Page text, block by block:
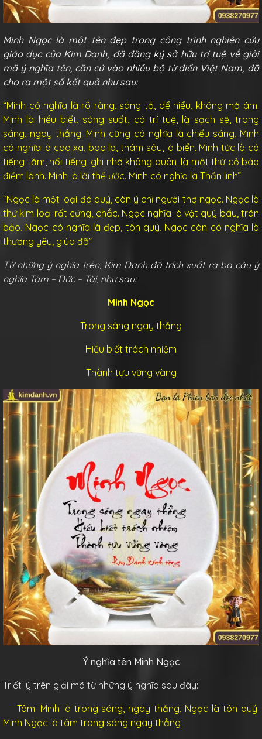
Minh Ngọc là một tên đẹp trong công trình nghiên cứu
giáo dục của Kim Danh, đã đăng ký sở hữu trí tuệ về giải
mã ý nghĩa tên, căn cứ vào nhiều bộ từ điển Việt Nam, đã
cho ra một số kết quả như sau:
“Minh có nghĩa là rõ ràng, sáng tỏ, dể hiểu, không mờ ám.
Minh là hiểu biết, sáng suốt, có trí tuệ, là sạch sẽ, trong
sáng, ngay thẳng. Minh cũng có nghĩa là chiếu sáng. Minh
có nghĩa là cao xa, bao la, thâm sâu, là biển. Minh tức là có
tiếng tăm, nổi tiếng, ghi nhớ không quên, là một thứ cỏ báo
điềm lành. Minh là lời thề ước. Minh có nghĩa là Thần linh”
“Ngọc là một loại đá quý, còn ý chỉ người thợ ngọc. Ngọc là
thứ kim loại rất cứng, chắc. Ngọc nghĩa là vật quý báu, trân
bảo. Ngọc có nghĩa là đẹp, tôn quý. Ngọc còn có nghĩa là
thương yêu, giúp đỡ”
Từ những ý nghĩa trên, Kim Danh đã trích xuất ra ba câu ý
nghĩa Tâm – Đức – Tài, như sau:
Minh Ngọc
Trong sáng ngay thẳng
Hiểu biết trách nhiệm
Thành tựu vững vàng
Ý nghĩa tên Minh Ngọc
Triết lý trên giải mã từ những ý nghĩa sau đây:
Tâm: Minh là trong sáng, ngay thẳng, Ngọc là tôn quý.
Minh Ngọc là tâm trong sáng ngay thẳng